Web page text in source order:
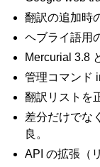
翻訳の追加時
ヘブライ語用
Mercurial 3.8
管理コマンド
翻訳リストを
差分だけでな
良。
API の拡張（